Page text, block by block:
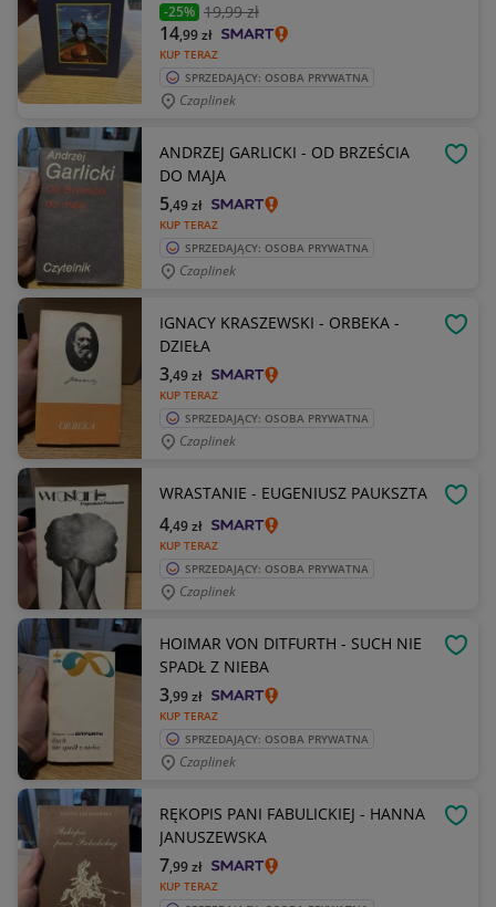
-25% 19,99 zł
KUP TERAZ
14,99zł
SPRZEDAJĄCY: OSOBA PRYWATNA
Czaplinek
ANDRZEJ GARLICKI - OD BRZEŚCIA
DO MAJA
KUP TERAZ
5,49zł
SPRZEDAJĄCY: OSOBA PRYWATNA
Czaplinek
IGNACY KRASZEWSKI - ORBEKA -
DZIEŁA
KUP TERAZ
3,49zł
SPRZEDAJĄCY: OSOBA PRYWATNA
Czaplinek
WRASTANIE - EUGENIUSZ PAUKSZTA
KUP TERAZ
4,49zł
SPRZEDAJĄCY: OSOBA PRYWATNA
Czaplinek
HOIMAR VON DITFURTH - SUCH NIE
SPADŁ Z NIEBA
KUP TERAZ
3,99zł
SPRZEDAJĄCY: OSOBA PRYWATNA
Czaplinek
RĘKOPIS PANI FABULICKIEJ - HANNA
JANUSZEWSKA
KUP TERAZ
7,99zł